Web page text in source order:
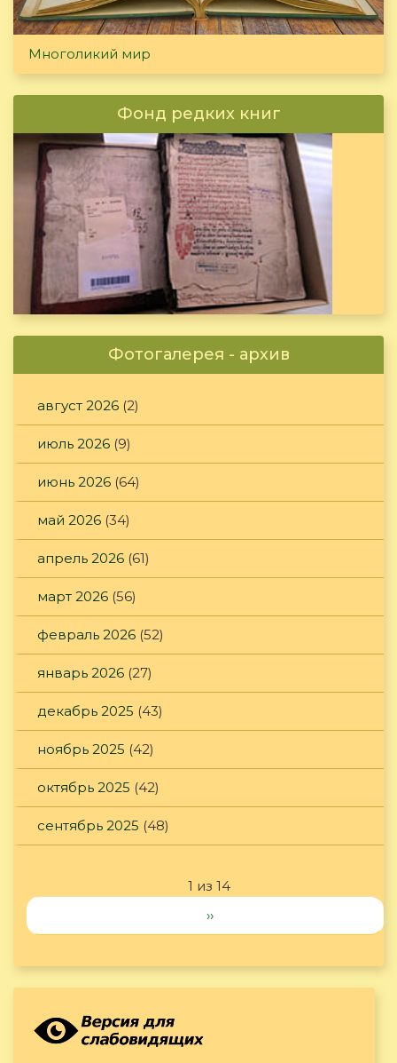
Многоликий мир
Фонд редких книг
Фотогалерея - архив
август 2026 (2)
июль 2026 (9)
июнь 2026 (64)
май 2026 (34)
апрель 2026 (61)
март 2026 (56)
февраль 2026 (52)
январь 2026 (27)
декабрь 2025 (43)
ноябрь 2025 (42)
октябрь 2025 (42)
сентябрь 2025 (48)
1 из 14
››